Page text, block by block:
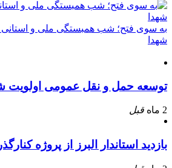
به سوی فتح؛ شب همبستگی ملی و استانی
شهدا
توسعه حمل و نقل عمومی
2 ماه قبل
بازدید استاندار البرز از پروژه